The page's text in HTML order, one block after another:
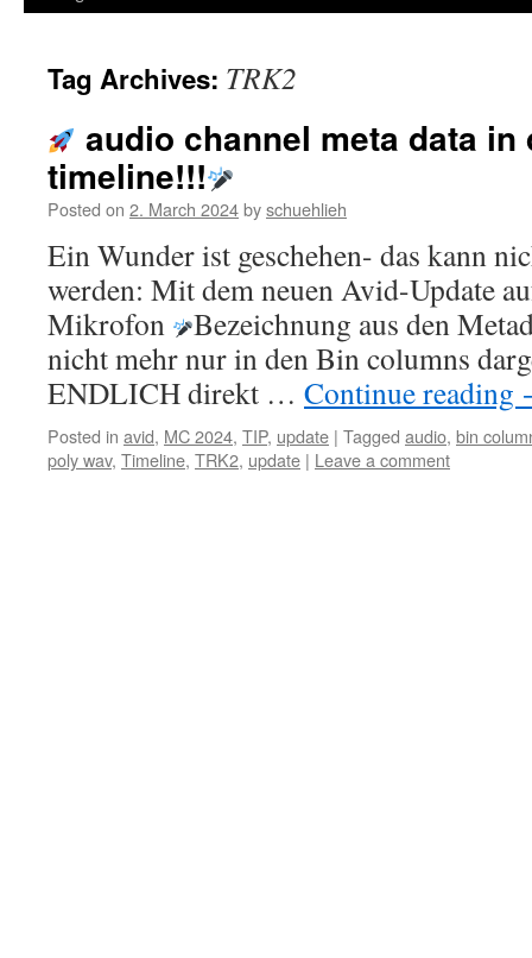
Tag Archives: TRK2
audio channel meta data in
timeline!!!
Posted on 2. March 2024byschuehlieh
Ein Wunder ist geschehen- das kann
werden: Mit dem neuen Avid-Update
Mikrofon
Bezeichnung aus den
nicht mehr nur in den Bin columns
ENDLICH direkt … Continue reading
Posted in avid, MC 2024, TIP, update | Tagged audio, bin
poly wav, Timeline, TRK2, update | Leave a comment